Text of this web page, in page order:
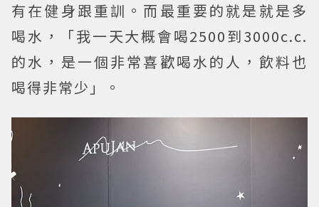
有在健身跟重訓。而最重要的就是就是多
喝水，「我一天大概會喝2500到3000c.c.
的水，是一個非常喜歡喝水的人，飲料也
喝得非常少」。